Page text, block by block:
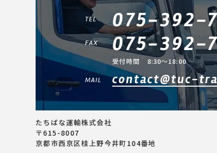
TEL 075-392-
FAX 075-392-
受付時間 8:30～18:00
MAIL contact@tuc-
たちばな運輸株式会社
〒615-8007
京都市西京区桂上野今井町104番地